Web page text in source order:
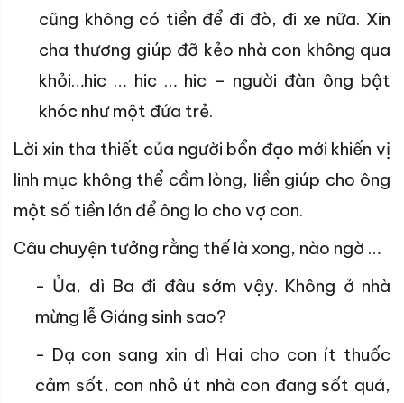
cũng không có tiền để đi đò, đi xe nữa. Xin
cha thương giúp đỡ kẻo nhà con không qua
khỏi…hic … hic … hic – người đàn ông bật
khóc như một đứa trẻ.
Lời xin tha thiết của người bổn đạo mới khiến vị
linh mục không thể cầm lòng, liền giúp cho ông
một số tiền lớn để ông lo cho vợ con.
Câu chuyện tưởng rằng thế là xong, nào ngờ …
- Ủa, dì Ba đi đâu sớm vậy. Không ở nhà
mừng lễ Giáng sinh sao?
- Dạ con sang xin dì Hai cho con ít thuốc
cảm sốt, con nhỏ út nhà con đang sốt quá,